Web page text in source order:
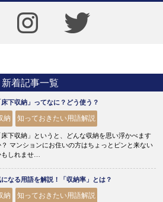
新着記事一覧
床下収納」ってなに？どう使う？
納 知っておきたい用語解説
床下収納」というと、どんな収納を思い浮かべます
？ マンションにお住いの方はちょっとピンと来ない
もしれませ…
になる用語を解説！「収納率」とは？
納 知っておきたい用語解説